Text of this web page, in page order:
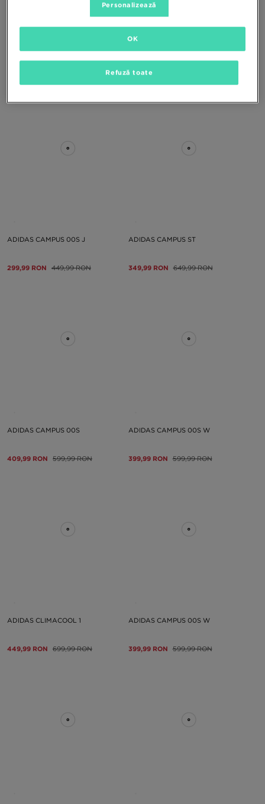
ADIDAS MUNCHEN
469,99 RON
ADIDAS CAMPUS 00S J
299,99 RON 449,99 RON
ADIDAS CAMPUS ST
349,99 RON 649,99 RON
ADIDAS CAMPUS 00S
409,99 RON 599,99 RON
ADIDAS CAMPUS 00S W
399,99 RON 599,99 RON
ADIDAS CLIMACOOL 1
449,99 RON 699,99 RON
ADIDAS CAMPUS 00S W
399,99 RON 599,99 RON
Personalizează
Refuză toate
OK